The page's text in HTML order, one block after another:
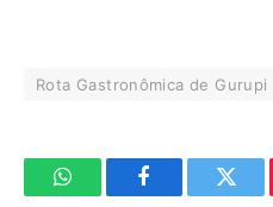
Rota Gastronômica de Gurupi
WhatsAppFacebook